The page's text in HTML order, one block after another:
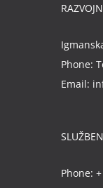
Phone:
Email:
Phone: